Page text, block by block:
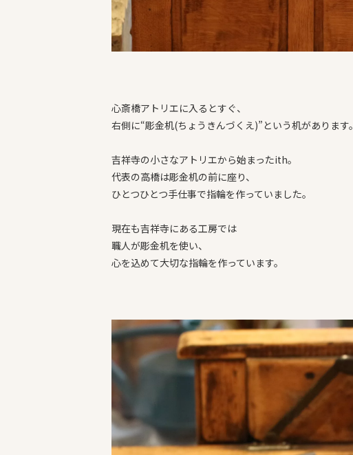
心斎橋アトリエに入るとすぐ、
右側に“彫金机(ちょうきんづくえ)”という机があります。
吉祥寺の小さなアトリエから始まったith。
代表の高橋は彫金机の前に座り、
ひとつひとつ手仕事で指輪を作っていました。
現在も吉祥寺にある工房では
職人が彫金机を使い、
心を込めて大切な指輪を作っています。